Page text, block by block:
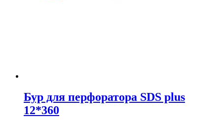
Бур для перфоратора SDS plus
12*360